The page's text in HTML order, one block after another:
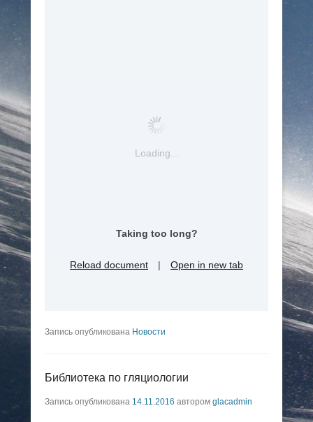
Loading...
Taking too long?
Reload document | Open in new tab
Запись опубликована Новости
Библиотека по гляциологии
Запись опубликована 14.11.2016 автором glacadmin